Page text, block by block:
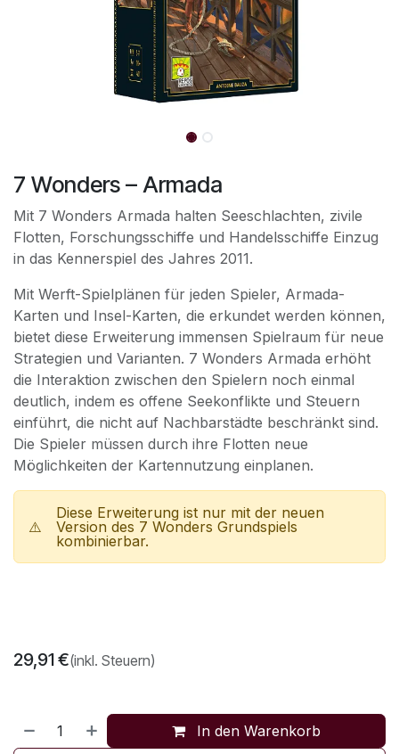
7 Wonders – Armada
Mit 7 Wonders Armada halten Seeschlachten, zivile
Flotten, Forschungsschiffe und Handelsschiffe Einzug
in das Kennerspiel des Jahres 2011.
Mit Werft-Spielplänen für jeden Spieler, Armada-
Karten und Insel-Karten, die erkundet werden können,
bietet diese Erweiterung immensen Spielraum für neue
Strategien und Varianten. 7 Wonders Armada erhöht
die Interaktion zwischen den Spielern noch einmal
deutlich, indem es offene Seekonflikte und Steuern
einführt, die nicht auf Nachbarstädte beschränkt sind.
Die Spieler müssen durch ihre Flotten neue
Möglichkeiten der Kartennutzung einplanen.
⚠️
Diese Erweiterung ist nur mit der neuen
Version des 7 Wonders Grundspiels
kombinierbar.
29,91€(inkl. Steuern)
In den Warenkorb